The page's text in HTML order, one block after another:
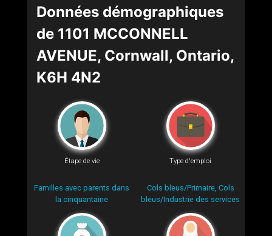
Données démographiques
de 1101 MCCONNELL
AVENUE, Cornwall, Ontario,
K6H 4N2
Étape de vie
Familles avec parents dans
la cinquantaine
Type d'emploi
Cols bleus/Primaire, Cols
bleus/Industrie des services